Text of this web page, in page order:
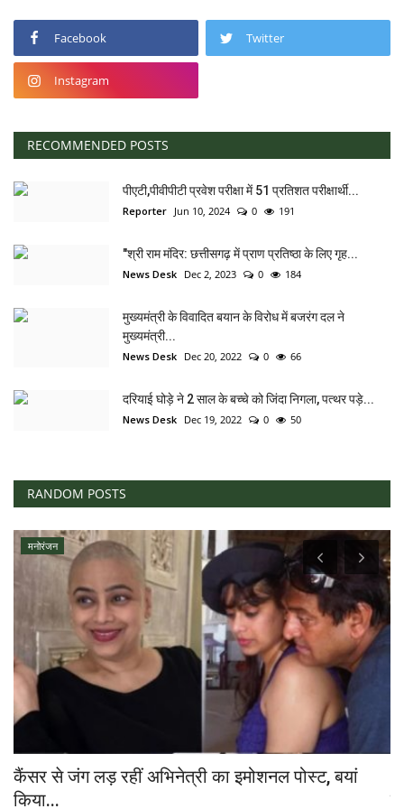
Facebook Twitter
Instagram
RECOMMENDED POSTS
पीएटी,पीवीपीटी प्रवेश परीक्षा में 51 प्रतिशत परीक्षार्थी...
Reporter Jun 10, 2024 0 191
"श्री राम मंदिर: छत्तीसगढ़ में प्राण प्रतिष्ठा के लिए गृह...
News Desk Dec 2, 2023 0 184
मुख्यमंत्री के विवादित बयान के विरोध में बजरंग दल ने
मुख्यमंत्री...
News Desk Dec 20, 2022 0 66
दरियाई घोड़े ने 2 साल के बच्चे को जिंदा निगला, पत्थर पड़े...
News Desk Dec 19, 2022 0 50
RANDOM POSTS
मनोरंजन
कैंसर से जंग लड़ रहीं अभिनेत्री का इमोशनल पोस्ट, बयां
किया...